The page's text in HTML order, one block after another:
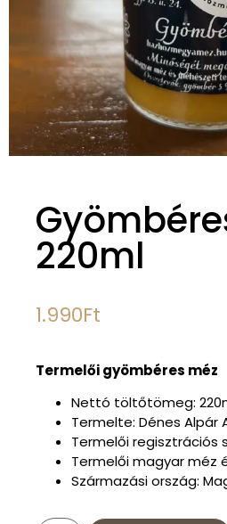
220ml
1.990Ft
Termelői gyömbéres méz
Nettó töltőtömeg:
Termelte: Dénes Alpár
Termelői regisztrációs
Termelői magyar méz
Származási ország: